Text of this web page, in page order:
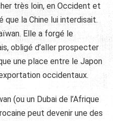
très loin, en Occident et
que la Chine lui interdisait.
Elle a forgé le
obligé d’aller prospecter
une place entre le Japon
occidentaux.
(ou un Dubai de l’Afrique
peut devenir une des